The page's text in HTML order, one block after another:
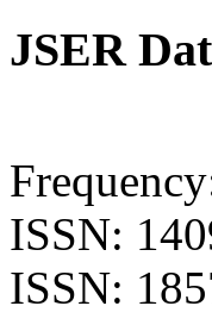
JSER
ISSN:
ISSN: